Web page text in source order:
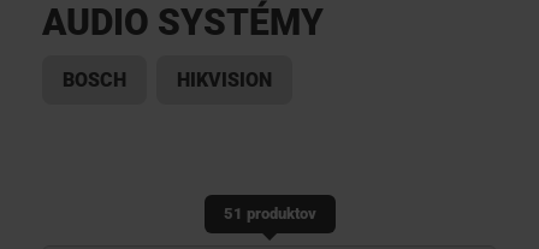
SPOLOČNOSŤ
AUDIO SYSTÉMY
BOSCH HIKVISION
51 produktov